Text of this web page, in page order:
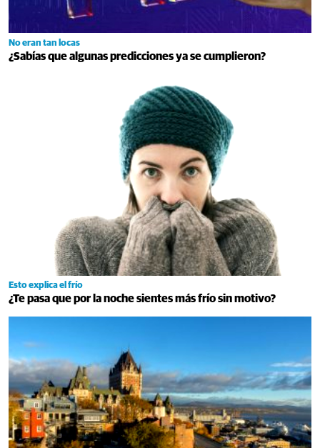
No eran tan locas
¿Sabías que algunas predicciones ya se cumplieron?
Esto explica el frío
¿Te pasa que por la noche sientes más frío sin motivo?